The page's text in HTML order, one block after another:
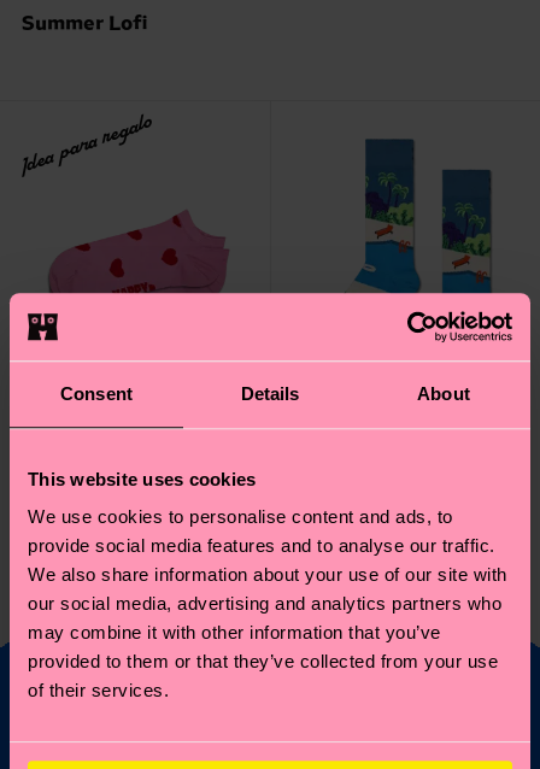
Consent Details About
This website uses cookies
We use cookies to personalise content and ads, to
provide social media features and to analyse our traffic.
We also share information about your use of our site with
our social media, advertising and analytics partners who
may combine it with other information that you’ve
provided to them or that they’ve collected from your use
of their services.
Summer Lofi
Idea para regalo
Hearts Low Sock
8 €
EN STOCK
¡TOP VENTAS!
Pool Side Sock
12 €
EN STOCK
¿Te apetece un 10 %